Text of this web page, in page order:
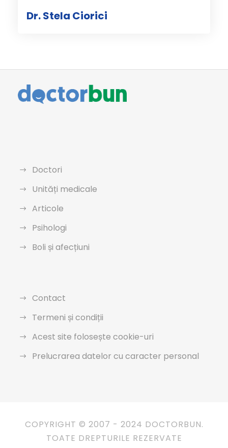
Dr. Stela Ciorici
Doctori
Unități medicale
Articole
Psihologi
Boli și afecțiuni
Contact
Termeni și condiții
Acest site folosește cookie-uri
Prelucrarea datelor cu caracter personal
COPYRIGHT © 2007 - 2024 DOCTORBUN.
TOATE DREPTURILE REZERVATE